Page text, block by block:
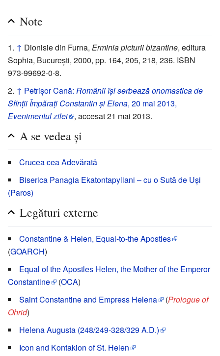
Note
↑ Dionisie din Furna, Erminia picturii bizantine, editura
Sophia, București, 2000, pp. 164, 205, 218, 236. ISBN
973-99692-0-8.
↑ Petrișor Cană: Românii își serbează onomastica de
Sfinții Împărați Constantin și Elena, 20 mai 2013,
Evenimentul zilei
, accesat 21 mai 2013.
A se vedea și
Crucea cea Adevărată
Biserica Panagia Ekatontapyliani – cu o Sută de Uși
(Paros)
Legături externe
Constantine & Helen, Equal-to-the Apostles
(GOARCH)
Equal of the Apostles Helen, the Mother of the Emperor
Constantine
(OCA)
Saint Constantine and Empress Helena
(Prologue of
Ohrid)
Helena Augusta (248/249-328/329 A.D.)
Icon and Kontakion of St. Helen